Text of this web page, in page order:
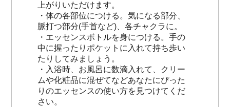
上がりいただけます。
・体の各部位につける。気になる部分、
脈打つ部分(手首など)、各チャクラに。
・エッセンスボトルを身につける。手の
中に握ったりポケットに入れて持ち歩い
たりしてみましょう。
・入浴時、お風呂に数滴入れて、クリー
ムや化粧品に混ぜてなどあなたにぴった
りのエッセンスの使い方を見つけてくだ
さい。